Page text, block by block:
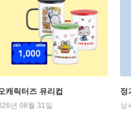
캐릭터즈 유리컵
년 08월 31일
정
상